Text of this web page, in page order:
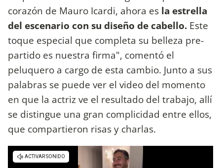
corazón de Mauro Icardi, ahora es la estrella
del escenario con su diseño de cabello. Este
toque especial que completa su belleza pre-
partido es nuestra firma", comentó el
peluquero a cargo de esta cambio. Junto a sus
palabras se puede ver el video del momento
en que la actriz ve el resultado del trabajo, allí
se distingue una gran complicidad entre ellos,
que compartieron risas y charlas.